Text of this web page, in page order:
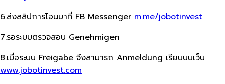
6.ส่งสลิปการโอนมาที่ FB Messenger m.me/jobotinvest
7.รอระบบตรวจสอบ Genehmigen
8.เมื่อระบบ Freigabe จึงสามารถ Anmeldung เรียนบนเว็บ
www.jobotinvest.com